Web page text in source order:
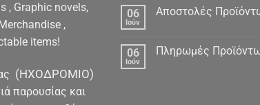
, Graphic novels,
,
items!
(ΗΧΟΔΡΟΜΙΟ)
παρουσίας και
06
Ιούν
Αποστολές
06
Ιούν
Πληρωμές